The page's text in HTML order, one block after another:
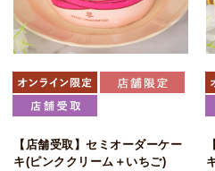
【店舗受取】セミオーダーケー
キ(ピンククリーム＋いちご)